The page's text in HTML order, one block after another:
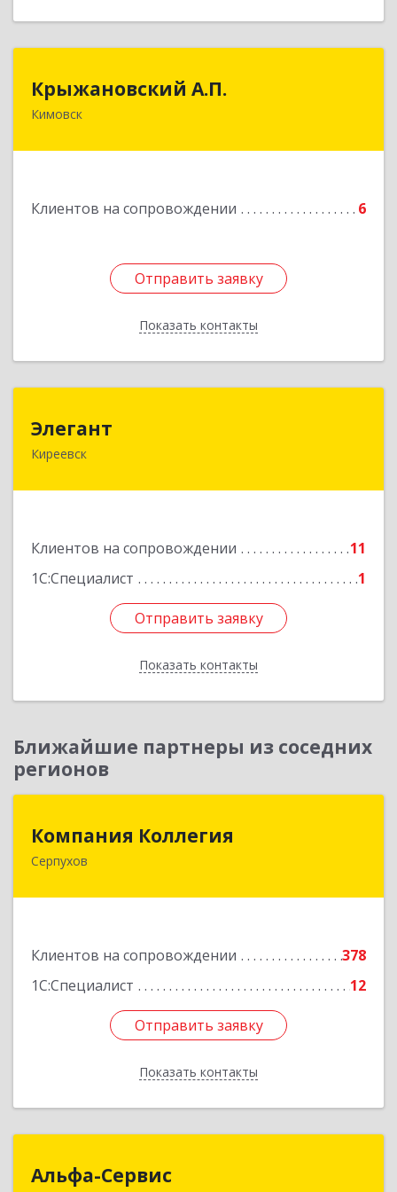
Крыжановский А.П.
Кимовск
Клиентов на сопровождении 6
Отправить заявку
Показать контакты
Крыжановский А.П.
Отправить заявку
Назад
Элегант
Киреевск
Клиентов на сопровождении
11
1С:Специалист
1
Отправить заявку
Показать контакты
301262, Тульская обл, Киреевск г, Чехова ул,
Отправить заявку
Назад
Ближайшие партнеры из соседних
регионов
Компания Коллегия
Серпухов
Клиентов на сопровождении
378
1С:Специалист
12
Отправить заявку
Показать контакты
142211, Московская обл, Серпухов г, Оборонная
Отправить заявку
Назад
Альфа-Сервис